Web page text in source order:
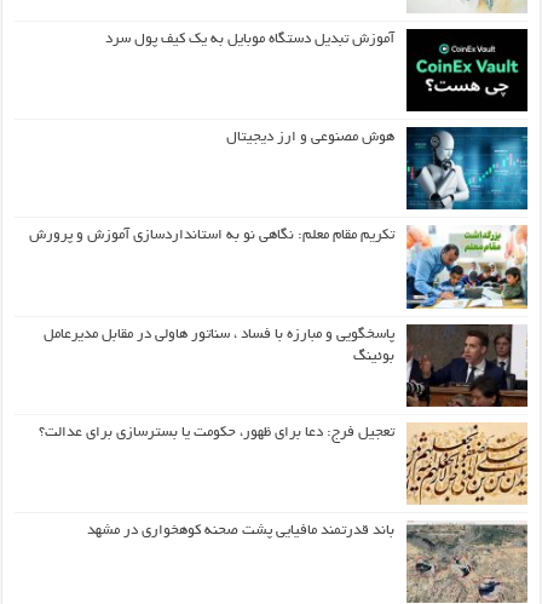
آموزش تبدیل دستگاه موبایل به یک کیف‌ پول سرد
هوش مصنوعی و ارز دیجیتال
تکریم مقام معلم: نگاهی نو به استانداردسازی آموزش و پرورش
پاسخگویی و مبارزه با فساد ، سناتور هاولی در مقابل مدیرعامل
بوئینگ
تعجیل فرج: دعا برای ظهور، حکومت یا بسترسازی برای عدالت؟
باند قدرتمند مافیایی پشت صحنه کوهخواری در مشهد